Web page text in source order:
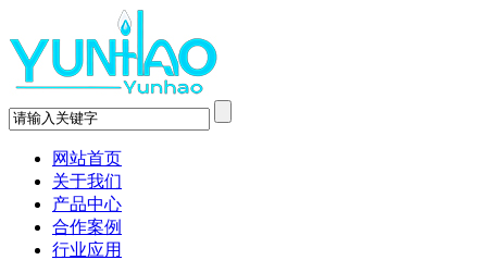
网站首页
关于我们
产品中心
合作案例
行业应用